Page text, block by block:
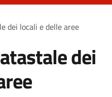
dei locali e delle aree
dei